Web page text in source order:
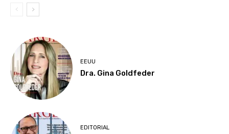
EEUU
Dra. Gina Goldfeder
EDITORIAL